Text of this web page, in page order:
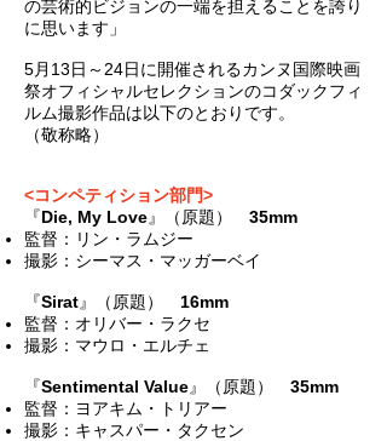
の芸術的ビジョンの一端を担えることを誇り
に思います」
5月13日～24日に開催されるカンヌ国際映画
祭オフィシャルセレクションのコダックフィ
ルム撮影作品は以下のとおりです。
（敬称略）
<コンペティション部門>
『Die, My Love』（原題） 35mm
監督：リン・ラムジー
撮影：シーマス・マッガーベイ
『Sirat』（原題） 16mm
監督：オリバー・ラクセ
撮影：マウロ・エルチェ
『Sentimental Value』（原題） 35mm
監督：ヨアキム・トリアー
撮影：キャスパー・タクセン